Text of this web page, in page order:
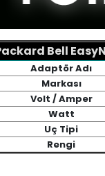
Bell
Adaptör Adı
Markası
Volt / Amper
Watt
Uç Tipi
Rengi